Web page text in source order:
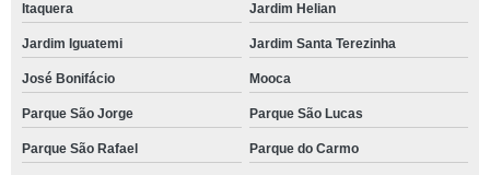
Itaquera Jardim Helian
Jardim Iguatemi Jardim Santa Terezinha
José Bonifácio Mooca
Parque São Jorge Parque São Lucas
Parque São Rafael Parque do Carmo